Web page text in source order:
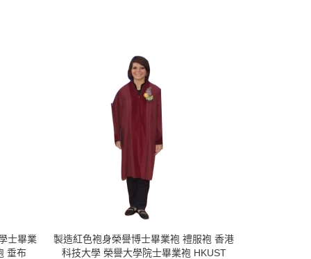
士畢業
垂布
製造紅色袍身榮譽博士畢業袍 禮服袍 香港
科技大學 榮譽大學院士畢業袍 HKUST